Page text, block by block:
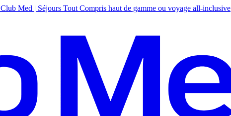
Club Med | Séjours Tout Compris haut de gamme ou voyage all-inclusive